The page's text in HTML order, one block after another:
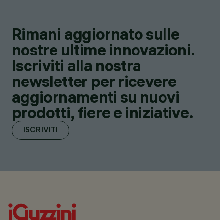
Rimani aggiornato sulle
nostre ultime innovazioni.
Iscriviti alla nostra
newsletter per ricevere
aggiornamenti su nuovi
prodotti, fiere e iniziative.
ISCRIVITI